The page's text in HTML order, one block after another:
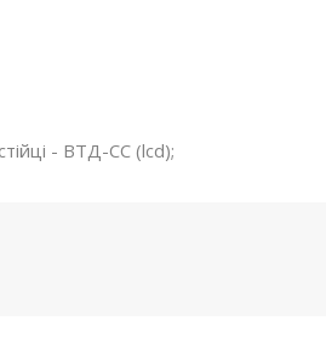
- ВТД-CС (lсd);